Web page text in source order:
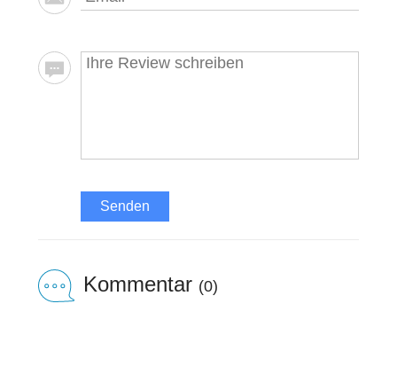
Senden
Kommentar (0)